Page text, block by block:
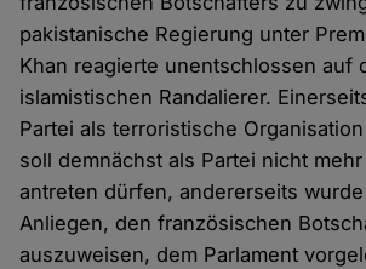
pakistanische Regierung unter
Khan reagierte unentschlossen auf
islamistischen Randalierer.
Partei als terroristische
soll demnächst als Partei nicht
antreten dürfen, andererseits
Anliegen, den französischen
auszuweisen, dem Parlament